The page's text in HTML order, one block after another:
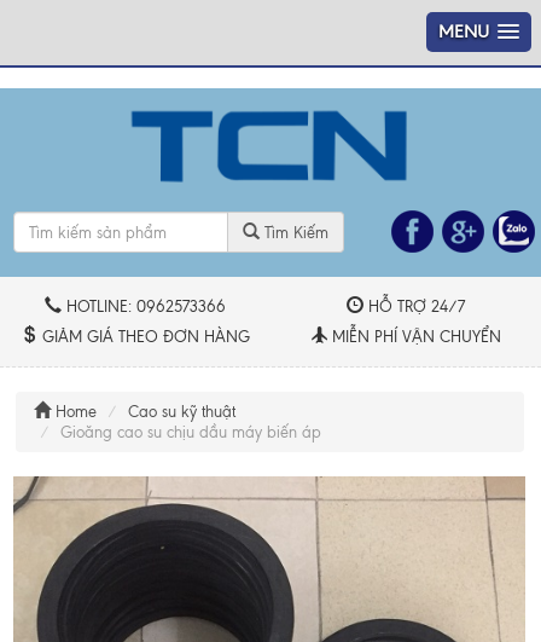
MENU
Tìm Kiếm
HOTLINE: 0962573366
HỖ TRỢ 24/7
GIẢM GIÁ THEO ĐƠN HÀNG
MIỄN PHÍ VẬN CHUYỂN
Home
Cao su kỹ thuật
Gioăng cao su chịu dầu máy biến áp